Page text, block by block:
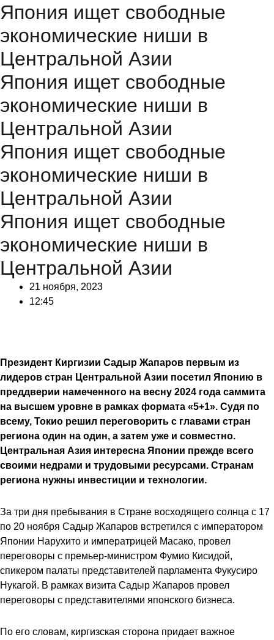
Япония ищет свободные
экономические ниши в
Центральной Азии
Япония ищет свободные
экономические ниши в
Центральной Азии
Япония ищет свободные
экономические ниши в
Центральной Азии
Япония ищет свободные
экономические ниши в
Центральной Азии
21 ноября, 2023
12:45
Президент Киргизии Садыр Жапаров первым из
лидеров стран Центральной Азии посетил Японию в
преддверии намеченного на весну 2024 года саммита
на высшем уровне в рамках формата «5+1». Судя по
всему, Токио решил переговорить с главами стран
региона один на один, а затем уже и совместно.
Центральная Азия интересна Японии прежде всего
своими недрами и трудовыми ресурсами. Странам
региона нужны инвестиции и технологии.
За три дня пребывания в Стране восходящего солнца с 17
по 20 ноября Садыр Жапаров встретился с императором
Японии Нарухито и императрицей Масако, провел
переговоры с премьер-министром Фумио Кисидой,
спикером палаты представителей парламента Фукусиро
Нукагой. В рамках визита Садыр Жапаров провел
переговоры с представителями японского бизнеса.
По его словам, киргизская сторона придает важное